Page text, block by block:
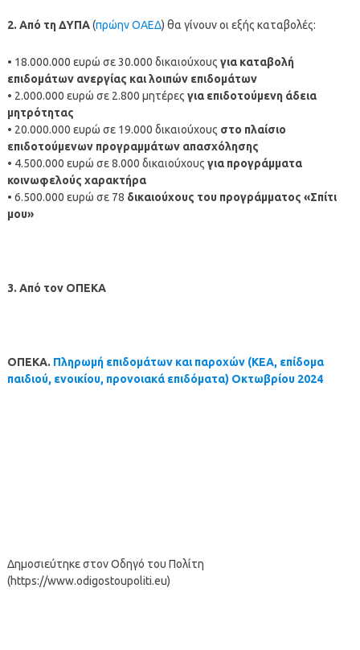
2. Από τη ΔΥΠΑ(πρώην ΟΑΕΔ) θα γίνουν οι εξής καταβολές:
• 18.000.000 ευρώ σε 30.000 δικαιούχους για καταβολή
επιδομάτων ανεργίας και λοιπών επιδομάτων
• 2.000.000 ευρώ σε 2.800 μητέρες για επιδοτούμενη άδεια
μητρότητας
• 20.000.000 ευρώ σε 19.000 δικαιούχους στο πλαίσιο
επιδοτούμενων προγραμμάτων απασχόλησης
• 4.500.000 ευρώ σε 8.000 δικαιούχους για προγράμματα
κοινωφελούς χαρακτήρα
• 6.500.000 ευρώ σε 78 δικαιούχους του προγράμματος «Σπίτι
μου»
3. Από τον ΟΠΕΚΑ
ΟΠΕΚΑ. Πληρωμή επιδομάτων και παροχών (ΚΕΑ, επίδομα
παιδιού, ενοικίου, προνοιακά επιδόματα) Οκτωβρίου2024
Δημοσιεύτηκε στον Οδηγό του Πολίτη
(https://www.odigostoupoliti.eu)